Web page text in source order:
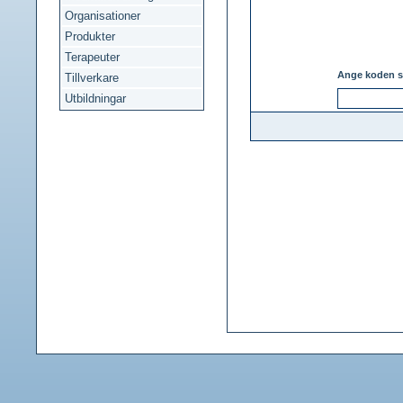
Organisationer
Produkter
Terapeuter
Tillverkare
Utbildningar
Ange koden